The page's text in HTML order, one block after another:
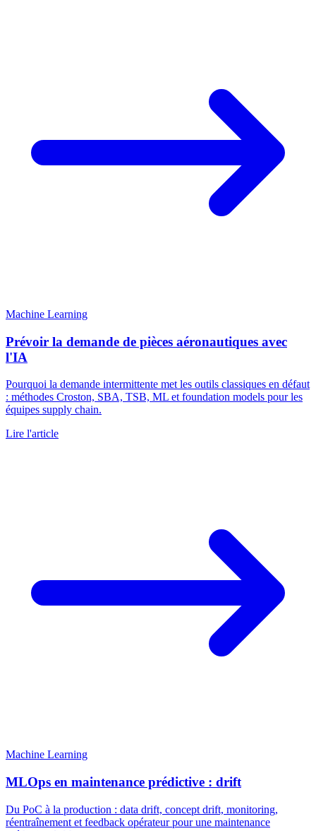
Machine Learning
Prévoir la demande de pièces aéronautiques avec
l'IA
Pourquoi la demande intermittente met les outils classiques en défaut
: méthodes Croston, SBA, TSB, ML et foundation models pour les
équipes supply chain.
Lire l'article
Machine Learning
MLOps en maintenance prédictive : drift
Du PoC à la production : data drift, concept drift, monitoring,
réentraînement et feedback opérateur pour une maintenance